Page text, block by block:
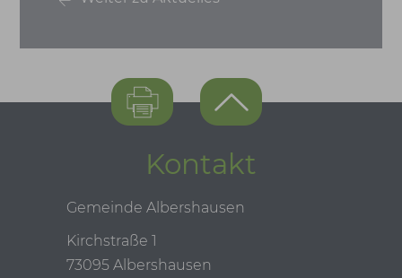
Kontakt
Gemeinde Albershausen
Kirchstraße 1
73095 Albershausen